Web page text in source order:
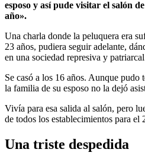
esposo y así pude visitar el salón
año».
Una charla donde la peluquera era
23 años, pudiera seguir adelante,
en una sociedad represiva y
Se casó a los 16 años. Aunque pudo
la familia de su esposo no la dejó
Vivía para esa salida al salón, pero
de todos los establecimientos para el
Una triste despedida